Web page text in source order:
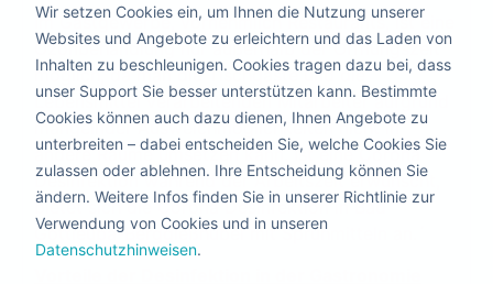
Im Gastgewerbe, vornehmlich Restaurants, ist eine
Ozonbehandlung nur außerhalb der Öffnungszeit
möglich, da man die Tischgäste und die
Lebensmittel verarbeitenden Mitarbeiter aufgrund
mangelnder Ausweichmöglichkeiten nicht in
andere Räume umsetzen kann. Ist eine Corona
Desinfektion während der Arbeitszeit erwünscht,
bietet sich die Corona Desinfektion in Bad
Gottleuba-Berggießhübel mit Sprühmitteln an.´
Wir setzen Cookies ein, um Ihnen die Nutzung unserer
Websites und Angebote zu erleichtern und das Laden von
Inhalten zu beschleunigen. Cookies tragen dazu bei, dass
unser Support Sie besser unterstützen kann. Bestimmte
Cookies können auch dazu dienen, Ihnen Angebote zu
unterbreiten – dabei entscheiden Sie, welche Cookies Sie
zulassen oder ablehnen. Ihre Entscheidung können Sie
ändern. Weitere Infos finden Sie in unserer Richtlinie zur
Verwendung von Cookies und in unseren
Datenschutzhinweisen.